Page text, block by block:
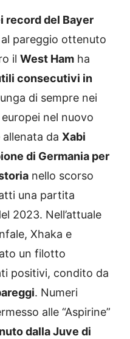
record del Bayer
pareggio ottenuto
il West Ham ha
consecutivi in
di sempre nei
nel nuovo
da Xabi
di Germania per
nello scorso
una partita
2023. Nell’attuale
Xhaka e
un filotto
positivi, condito da
. Numeri
alle “Aspirine”
dalla Juve di